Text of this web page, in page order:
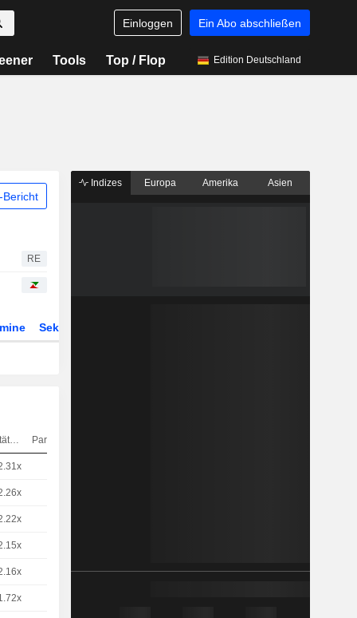
Einloggen Ein Abo abschließen
Tools Top / Flop Edition Deutschland
Bericht
RE
Sektor
Elastizität Parität
7,410EUR
Indizes Europa Amerika Asien